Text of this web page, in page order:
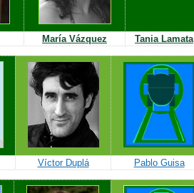
María Vázquez Tania Lamata
Víctor Duplá Pablo Guisa